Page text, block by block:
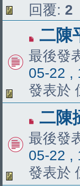
回覆: 2
有
新
文
章
二陳
最後發
05-22 ,
發表於
有
新
文
章
二陳
最後發
05-22 ,
發表於